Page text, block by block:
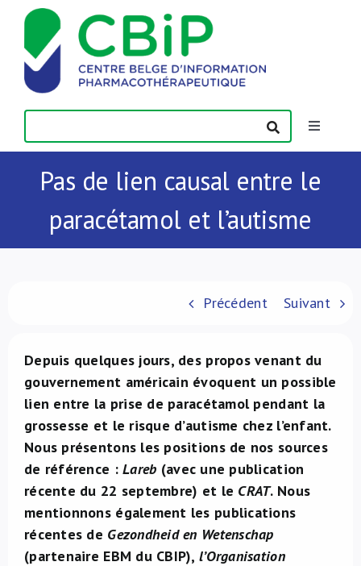
Passer
contenu
Toggle
Actualités
Publications
À propos de nous
NL
Pas de lien causal entre le
paracétamol et l’autisme
Précédent Suivant
Depuis quelques jours, des propos venant du
gouvernement américain évoquent un possible
lien entre la prise de paracétamol pendant la
grossesse et le risque d’autisme chez l’enfant.
Nous présentons les positions de nos sources
de référence :Lareb (avec une publication
récente du 22 septembre) et le CRAT. Nous
mentionnons également les publications
récentes de Gezondheid en Wetenschap
(partenaire EBM du CBIP),l’Organisation